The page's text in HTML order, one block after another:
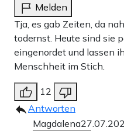
Melden
Tja, es gab Zeiten, da
todernst. Heute sind sie
eingenordet und lassen
Menschheit im Stich.
12
Antworten
Magdalena